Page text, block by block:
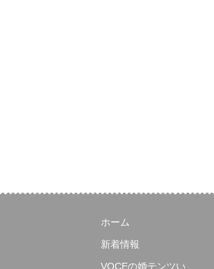
ホーム
新着情報
VOCEの婚テンツい